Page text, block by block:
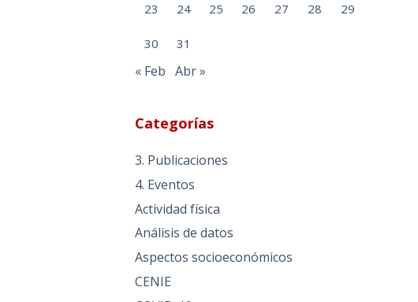
23 24 25 26 27 28 29
30 31
« Feb Abr »
Categorías
3. Publicaciones
4. Eventos
Actividad física
Análisis de datos
Aspectos socioeconómicos
CENIE